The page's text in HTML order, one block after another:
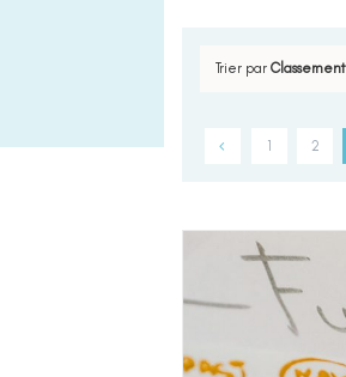
Trier par Classement
1 2